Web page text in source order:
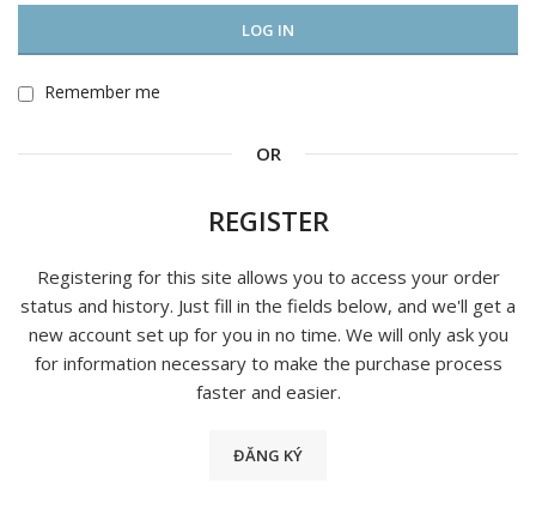
LOG IN
Remember me
OR
REGISTER
Registering for this site allows you to access your order
status and history. Just fill in the fields below, and we'll get a
new account set up for you in no time. We will only ask you
for information necessary to make the purchase process
faster and easier.
ĐĂNG KÝ